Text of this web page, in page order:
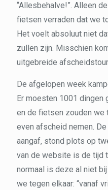
“Allesbehalve!”. Alleen
fietsen verraden dat we
Het voelt absoluut niet
zullen zijn. Misschien
uitgebreide
De afgelopen week
Er moesten 1001 dingen
en de fietsen zouden we
even afscheid nemen.
aangaf, stond plots op
van de website is de tijd
normaal is deze al niet
we tegen elkaar: “vanaf